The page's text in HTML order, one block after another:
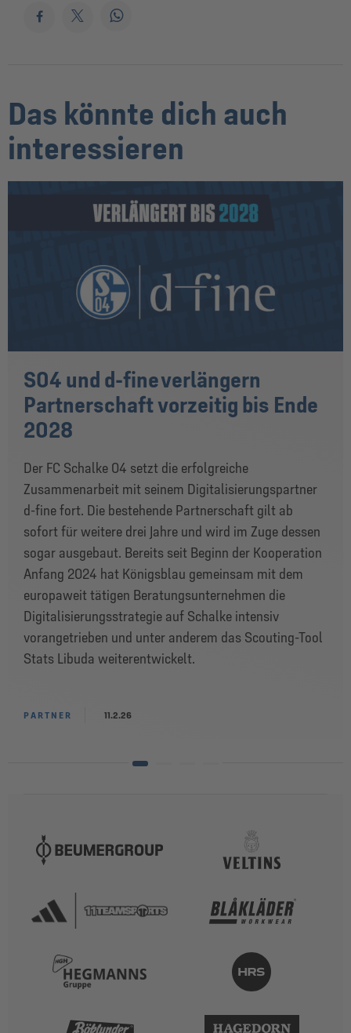
Das könnte dich auch
interessieren
S04 und d-fine verlängern
Partnerschaft vorzeitig bis Ende
2028
Der FC Schalke 04 setzt die erfolgreiche
Zusammenarbeit mit seinem Digitalisierungspartner
d-fine fort. Die bestehende Partnerschaft gilt ab
sofort für weitere drei Jahre und wird im Zuge dessen
sogar ausgebaut. Bereits seit Beginn der Kooperation
Anfang 2024 hat Königsblau gemeinsam mit dem
europaweit tätigen Beratungsunternehmen die
Digitalisierungsstrategie auf Schalke intensiv
vorangetrieben und unter anderem das Scouting-Tool
Stats Libuda weiterentwickelt.
PARTNER 11.2.26